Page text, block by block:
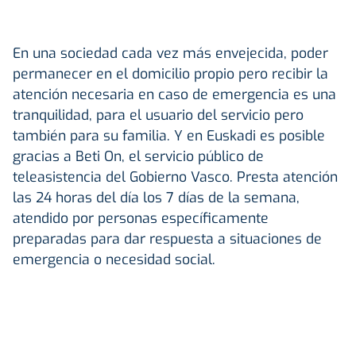
En una sociedad cada vez más envejecida, poder
permanecer en el domicilio propio pero recibir la
atención necesaria en caso de emergencia es una
tranquilidad, para el usuario del servicio pero
también para su familia. Y en Euskadi es posible
gracias a Beti On, el servicio público de
teleasistencia del Gobierno Vasco. Presta atención
las 24 horas del día los 7 días de la semana,
atendido por personas específicamente
preparadas para dar respuesta a situaciones de
emergencia o necesidad social.